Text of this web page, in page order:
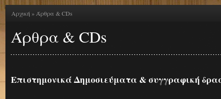
Αρχική » Άρθρα & CDs
Άρθρα & CDs
Επιστημονικά Δημοσιεύματα & συγγραφική